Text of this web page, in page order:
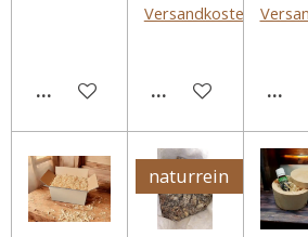
IN DEN WARENKORB
Versandkosten
IN DEN IN
naturrein